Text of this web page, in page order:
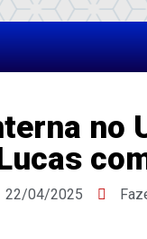
no
22/04/2025